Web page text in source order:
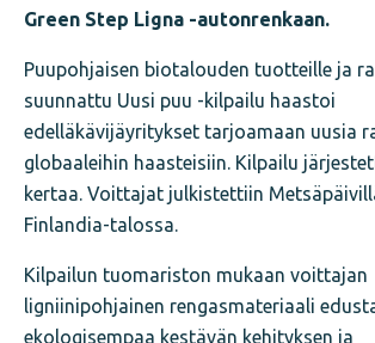
Green Step Ligna -autonrenkaan.
Puupohjaisen biotalouden tuotteille ja
suunnattu Uusi puu -kilpailu haastoi
edelläkävijäyritykset tarjoamaan uusia
globaaleihin haasteisiin. Kilpailu
kertaa. Voittajat julkistettiin
Finlandia-talossa.
Kilpailun tuomariston mukaan voittajan
ligniinipohjainen rengasmateriaali
ekologisempaa kestävän kehityksen ja